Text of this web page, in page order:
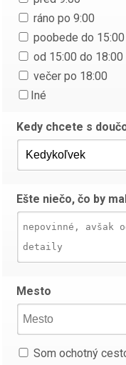
ráno po 9:00
poobede do 15:00
od 15:00 do 18:00
večer po 18:00
Iné
Kedy chcete s
Ešte niečo, čo by
Mesto
Som ochotný